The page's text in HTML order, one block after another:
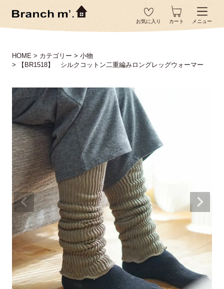
お気に入り カート メニュー
HOME カテゴリー
小物
【BR1518】 シルクコットン二重編みロングレッグウォーマー